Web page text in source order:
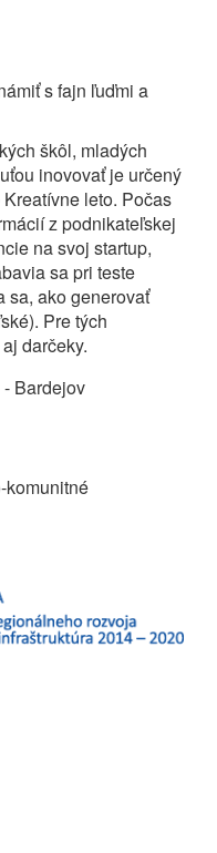
s fajn ľuďmi a
škôl, mladých
inovovať je určený
leto. Počas
z podnikateľskej
na svoj startup,
sa pri teste
sa, ako generovať
Pre tých
darčeky.
Bardejov
komunitné